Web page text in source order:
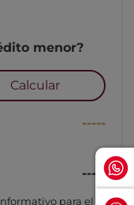
menor?
Calcular
-----
-----
para el